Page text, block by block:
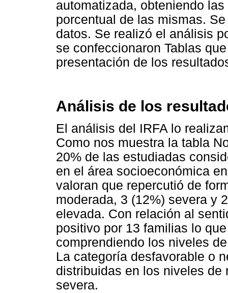
automatizada, obteniendo
porcentual de las mismas.
datos. Se realizó el análisis
se confeccionaron Tablas
presentación de los
Análisis de los
El análisis del IRFA lo
Como nos muestra la tabla
20% de las estudiadas
en el área socioeconómica
valoran que repercutió de
moderada, 3 (12%) severa y
elevada. Con relación al
positivo por 13 familias lo
comprendiendo los niveles
La categoría desfavorable o
distribuidas en los niveles de
severa.